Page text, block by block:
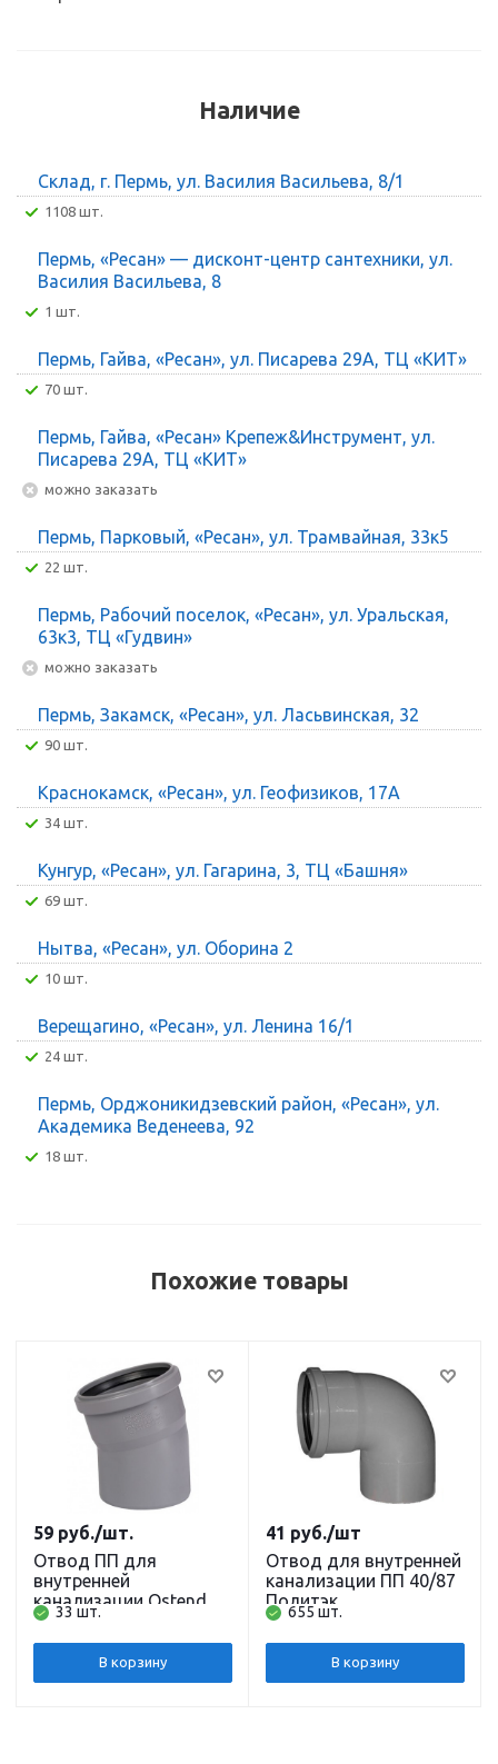
Наличие
Склад, г. Пермь, ул. Василия Васильева, 8/1
1108 шт.
Пермь, «Ресан» — дисконт-центр сантехники, ул.
Василия Васильева, 8
1 шт.
Пермь, Гайва, «Ресан», ул. Писарева 29А, ТЦ «КИТ»
70 шт.
Пермь, Гайва, «Ресан» Крепеж&Инструмент, ул.
Писарева 29А, ТЦ «КИТ»
Можно заказать
Пермь, Парковый, «Ресан», ул. Трамвайная, 33к5
22 шт.
Пермь, Рабочий поселок, «Ресан», ул. Уральская,
63к3, ТЦ «Гудвин»
Можно заказать
Пермь, Закамск, «Ресан», ул. Ласьвинская, 32
90 шт.
Краснокамск, «Ресан», ул. Геофизиков, 17А
34 шт.
Кунгур, «Ресан», ул. Гагарина, 3, ТЦ «Башня»
69 шт.
Нытва, «Ресан», ул. Оборина 2
10 шт.
Верещагино, «Ресан», ул. Ленина 16/1
24 шт.
Пермь, Орджоникидзевский район, «Ресан», ул.
Академика Веденеева, 92
18 шт.
Похожие товары
Отвод ПП для
внутренней
канализации Ostendorf
HT DN 50, 15 град.
33 шт.
59 руб./шт.
В корзину
Отвод для внутренней
канализации ПП 40/87
Политэк
655 шт.
41 руб./шт
В корзину